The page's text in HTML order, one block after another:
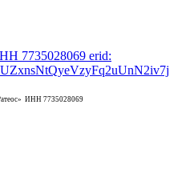
ИНН 7735028069